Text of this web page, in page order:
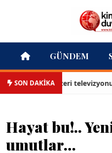
GÜNDEM
SON DAKİKA
Azeri televizyonuna
Hayat bu!..
umutlar…